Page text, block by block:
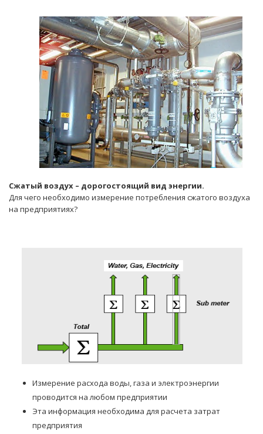
Сжатый воздух – дорогостоящий вид энергии.
Для чего необходимо измерение потребления сжатого воздуха
на предприятиях?
Измерение расхода воды, газа и электроэнергии
проводится на любом предприятии
Эта информация необходима для расчета затрат
предприятия